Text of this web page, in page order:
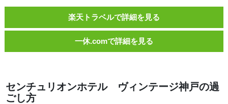
楽天トラベルで詳細を見る
一休.comで詳細を見る
センチュリオンホテル ヴィンテージ神戸の過
ごし方